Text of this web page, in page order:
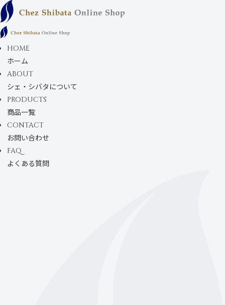
コンテンツにス
キップします
HOME
ホーム
ABOUT
シェ・シバタについて
PRODUCTS
商品一覧
CONTACT
お問い合わせ
FAQ
よくある質問